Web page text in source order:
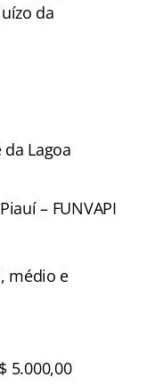
da
da Lagoa
– FUNVAPI
médio e
5.000,00